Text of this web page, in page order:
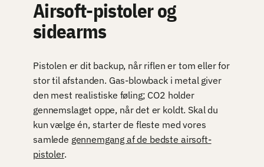
Airsoft-pistoler og
sidearms
Pistolen er dit backup, når riflen er tom eller for
stor til afstanden. Gas-blowback i metal giver
den mest realistiske føling; CO2 holder
gennemslaget oppe, når det er koldt. Skal du
kun vælge én, starter de fleste med vores
samlede gennemgang af de bedste airsoft-
pistoler.